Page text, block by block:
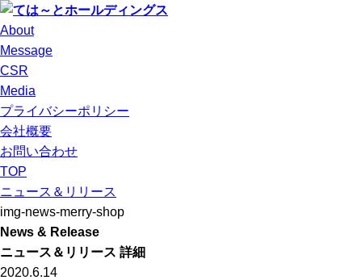
About
Message
CSR
Media
プライバシーポリシー
会社概要
お問い合わせ
TOP
ニュース＆リリース
img-news-merry-shop
News & Release
ニュース＆リリース 詳細
2020.6.14